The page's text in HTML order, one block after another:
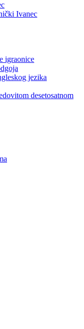
Ivanec
igraonice
jezika
desetosatnom